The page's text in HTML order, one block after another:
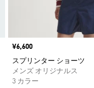
価格
¥6,600
スプリンター ショーツ
メンズ オリジナルス
3 カラー